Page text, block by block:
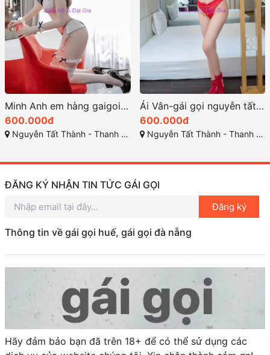
Minh Anh em hàng gaigoi rất đẹp ở thanh khê đà nẵng
600.000đ
Nguyễn Tất Thành - Thanh Khê - Đà Nẵng
Ái Vân-gái gọi nguyễn tất thành dâm thần xuyên không
600.000đ
Nguyễn Tất Thành - Thanh Khê - Đà Nẵng
ĐĂNG KÝ NHẬN TIN TỨC GÁI GỌI
Đăng ký
Thông tin về gái gọi huế, gái gọi đà nẵng
Hãy đảm bảo bạn đã trên 18+ để có thể sử dụng các